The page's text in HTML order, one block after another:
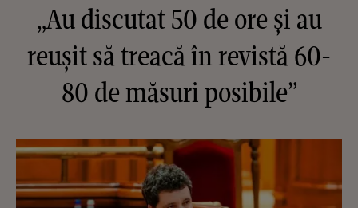
„Au discutat 50 de ore şi au
reuşit să treacă în revistă 60-
80 de măsuri posibile”